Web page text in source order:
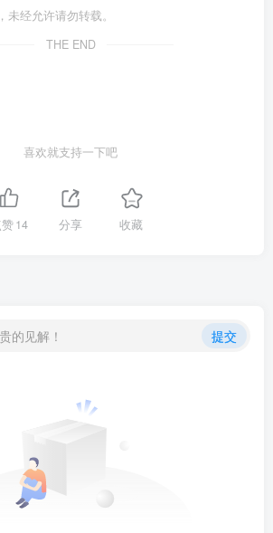
经允许请勿转载。
THE END
喜欢就支持一下吧
赞14 分享 收藏
的见解！ 提交